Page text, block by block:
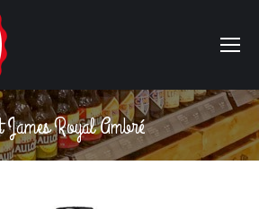
James Royal Ambré
Vous êtes ici :